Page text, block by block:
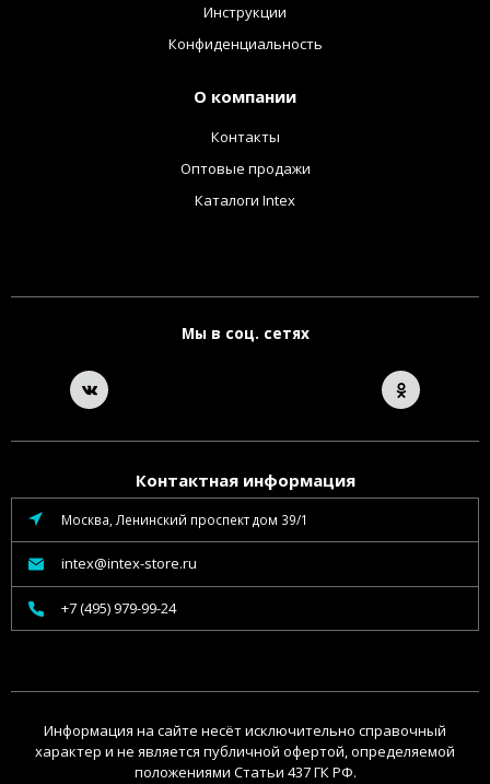
Инструкции
Конфиденциальность
О компании
Контакты
Оптовые продажи
Каталоги Intex
Мы в соц. сетях
Контактная информация
Москва, Ленинский проспект дом 39/1
intex@intex-store.ru
+7 (495) 979-99-24
Информация на сайте несёт исключительно справочный
характер и не является публичной офертой, определяемой
положениями Статьи 437 ГК РФ.